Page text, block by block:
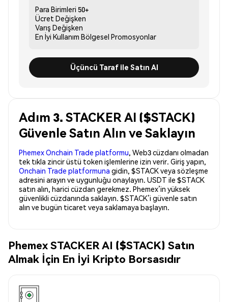
Para Birimleri 50+
Ücret Değişken
Varış Değişken
En İyi Kullanım Bölgesel Promosyonlar
Üçüncü Taraf ile Satın Al
Adım 3. STACKER AI ($STACK)
Güvenle Satın Alın ve Saklayın
Phemex Onchain Trade platformu, Web3 cüzdanı olmadan
tek tıkla zincir üstü token işlemlerine izin verir. Giriş yapın,
Onchain Trade platformuna gidin, $STACK veya sözleşme
adresini arayın ve uygunluğu onaylayın. USDT ile $STACK
satın alın, harici cüzdan gerekmez. Phemex’in yüksek
güvenlikli cüzdanında saklayın. $STACK’i güvenle satın
alın ve bugün ticaret veya saklamaya başlayın.
Phemex STACKER AI ($STACK) Satın
Almak İçin En İyi Kripto Borsasıdır